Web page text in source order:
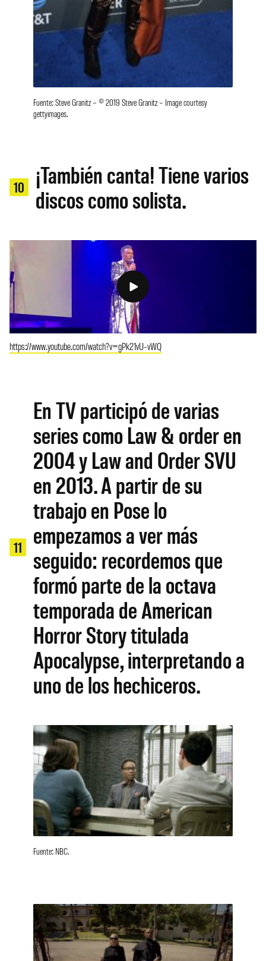
Fuente: Steve Granitz – © 2019 Steve Granitz – Image courtesy
gettyimages.
10
¡También canta! Tiene varios
discos como solista.
https://www.youtube.com/watch?v=gPk21vU-vWQ
11
En TV participó de varias
series como Law & order en
2004 y Law and Order SVU
en 2013. A partir de su
trabajo en Pose lo
empezamos a ver más
seguido: recordemos que
formó parte de la octava
temporada de American
Horror Story titulada
Apocalypse, interpretando a
uno de los hechiceros.
Fuente: NBC.